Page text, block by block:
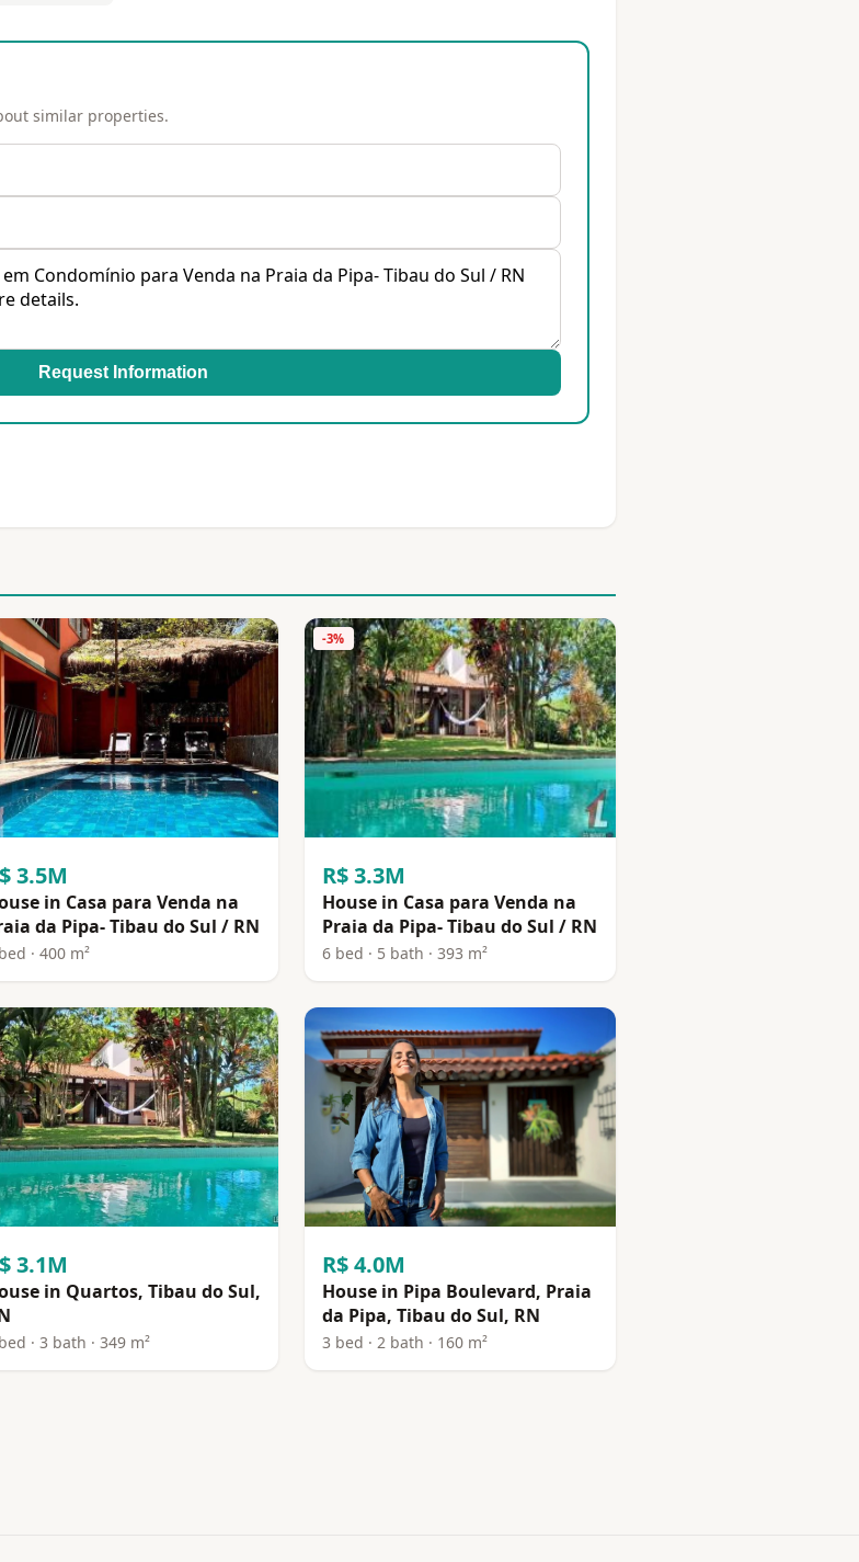
similar properties.
Request Information
3.5M
in Casa para Venda na
da Pipa- Tibau do Sul / RN
· 400 m²
-3%
R$ 3.3M
House in Casa para Venda na
Praia da Pipa- Tibau do Sul / RN
6 bed · 5 bath · 393 m²
3.1M
in Quartos, Tibau do Sul,
· 3 bath · 349 m²
R$ 4.0M
House in Pipa Boulevard, Praia
da Pipa, Tibau do Sul, RN
3 bed · 2 bath · 160 m²